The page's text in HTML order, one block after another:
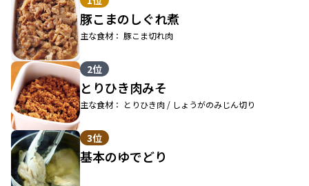
豚こまのしぐれ煮
主な食材： 豚こま切れ肉
2位
とりひき肉みそ
主な食材： とりひき肉 / しょうがのみじん切り
3位
基本のゆでどり